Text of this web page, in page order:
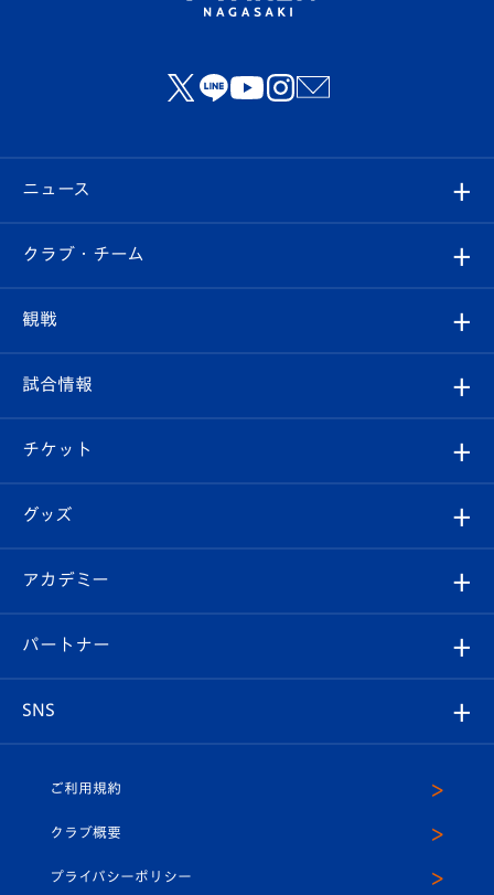
ニュース
すべて
クラブ
試合情報
チケット
イベント
メディア
ホームタウン
クラブ・チーム
クラブ概要
エンブレム紹介
スタッフプロフィール
マスコット紹介
観戦
観戦ルール
はじめての観戦ガイド
Revive Team
ヴィヴィくんの長崎おもてなしガイド
試合情報
試合日程/結果
フォトギャラリー
スタジアムグルメ
チケット
チケット
V-LOVERS（ファンクラブ）
プレイヤーズスイート
グッズ
オンラインショップ
店舗情報
アカデミー
育成からのお知らせ
U-18
パートナー
SNS
ヴィヴィくんインスタグラム
公式LINE＠
ご利用規約
クラブ概要
プライバシーポリシー